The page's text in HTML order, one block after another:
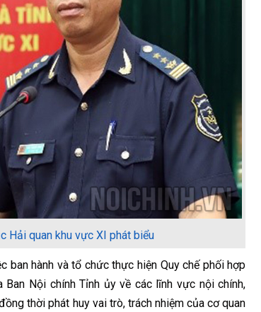
Hải quan khu vực XI phát biểu
ban hành và tổ chức thực hiện Quy chế phối hợp
Nội chính Tỉnh ủy về các lĩnh vực nội chính,
thời phát huy vai trò, trách nhiệm của cơ quan